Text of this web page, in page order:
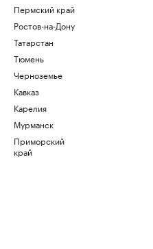
Пермский край
Ростов-на-Дону
Татарстан
Тюмень
Черноземье
Кавказ
Карелия
Мурманск
Приморский
край